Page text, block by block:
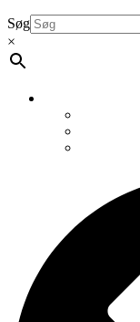
Søg
×